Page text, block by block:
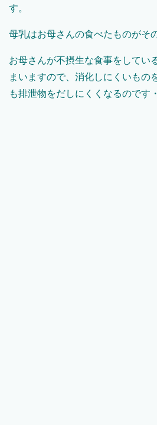
す。
母乳はお母さんの食べたものがそ
お母さんが不摂生な食事をしてい
まいますので、消化しにくいもの
も排泄物をだしにくくなるのです